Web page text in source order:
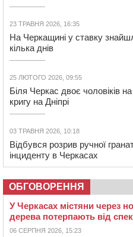
23 ТРАВНЯ 2026, 16:35
На Черкащині у ставку
кілька днів
25 ЛЮТОГО 2026, 09:55
Біля Черкас двоє чоловіків
кригу на Дніпрі
03 ТРАВНЯ 2026, 10:18
Відбувся розрив ручної
інциденту в Черкасах
ОБГОВОРЕННЯ
У Черкасах містяни через
дерева потерпають від
06 СЕРПНЯ 2026, 15:23